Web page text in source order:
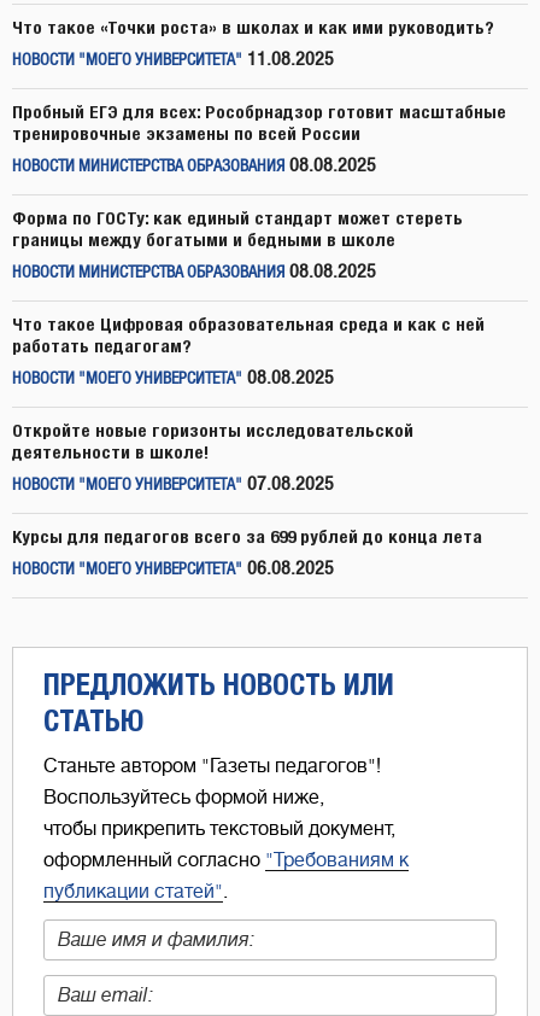
Что такое «Точки роста» в школах и как ими руководить?
НОВОСТИ "МОЕГО УНИВЕРСИТЕТА" 11.08.2025
Пробный ЕГЭ для всех: Рособрнадзор готовит масштабные
тренировочные экзамены по всей России
НОВОСТИ МИНИСТЕРСТВА ОБРАЗОВАНИЯ 08.08.2025
Форма по ГОСТу: как единый стандарт может стереть
границы между богатыми и бедными в школе
НОВОСТИ МИНИСТЕРСТВА ОБРАЗОВАНИЯ 08.08.2025
Что такое Цифровая образовательная среда и как с ней
работать педагогам?
НОВОСТИ "МОЕГО УНИВЕРСИТЕТА" 08.08.2025
Откройте новые горизонты исследовательской
деятельности в школе!
НОВОСТИ "МОЕГО УНИВЕРСИТЕТА" 07.08.2025
Курсы для педагогов всего за 699 рублей до конца лета
НОВОСТИ "МОЕГО УНИВЕРСИТЕТА" 06.08.2025
ПРЕДЛОЖИТЬ НОВОСТЬ ИЛИ
СТАТЬЮ
Станьте автором "Газеты педагогов"!
Воспользуйтесь формой ниже,
чтобы прикрепить текстовый документ,
оформленный согласно "Требованиям к
публикации статей".